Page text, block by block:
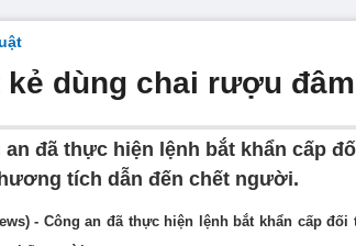
kẻ dùng chai rượu
an đã thực hiện lệnh bắt khẩn cấp
tích dẫn đến chết người.
- Công an đã thực hiện lệnh bắt khẩn cấp